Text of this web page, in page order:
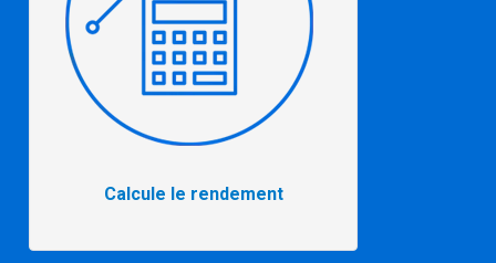
Calcule le rendement